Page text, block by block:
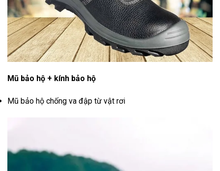
Mũ bảo hộ + kính bảo hộ
Mũ bảo hộ chống va đập từ vật rơi